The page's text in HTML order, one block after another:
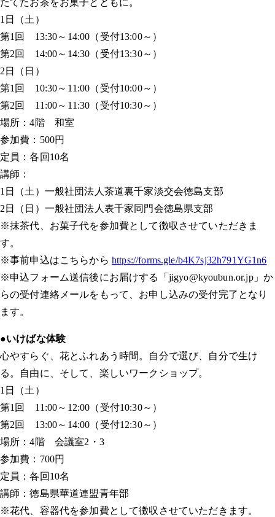
たてたお茶をお菓子とともに。
1日（土）
第1回 13:30～14:00（受付13:00～）
第2回 14:00～14:30（受付13:30～）
2日（日）
第1回 10:30～11:00（受付10:00～）
第2回 11:00～11:30（受付10:30～）
場所：4階 和室
参加費：500円
定員：各回10名
講師：
1日（土）一般社団法人茶道裏千家淡交会徳島支部
2日（日）一般社団法人表千家同門会徳島県支部
※抹茶代、お菓子代を参加費として徴収させていただきま
す。
※事前申込はこちらから https://forms.gle/b4K7sj32h791YG1n6
※申込フォーム送信後にお届けする「jigyo@kyoubun.or.jp」か
らの受付連絡メールをもって、お申し込みの受付完了となり
ます。
●いけばな体験
心やすらぐ、花とふれあう時間。自分で選び、自分で生け
る。自由に、そして、楽しいワークショップ。
1日（土）
第1回 11:00～12:00（受付10:30～）
第2回 13:00～14:00（受付12:30～）
場所：4階 会議室2・3
参加費：700円
定員：各回10名
講師：徳島県華道連盟青年部
※花代、容器代を参加費として徴収させていただきます。